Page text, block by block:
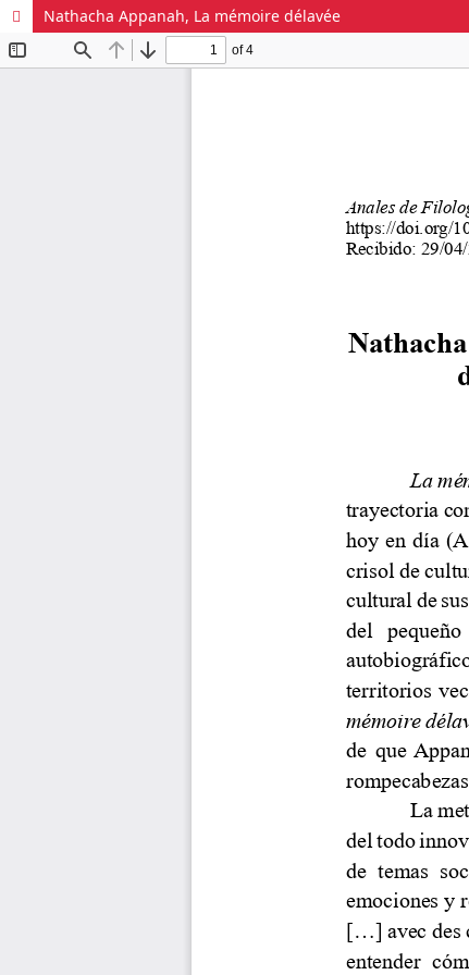
Nathacha Appanah, La mémoire délavée